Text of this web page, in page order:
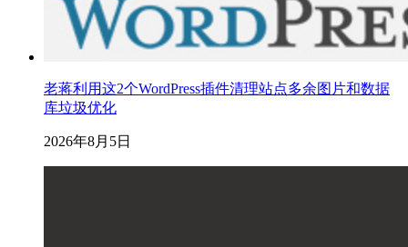
老蒋利用这2个WordPress插件清理站点多余图片和数据
库垃圾优化
2026年8月5日